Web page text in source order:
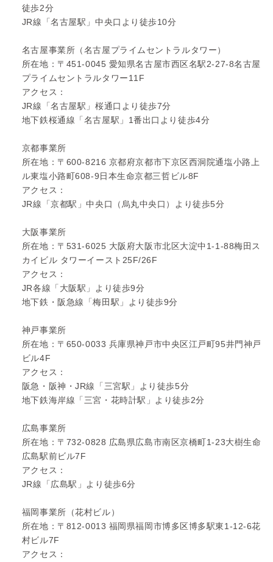
徒歩2分
JR線「名古屋駅」中央口より徒歩10分
名古屋事業所（名古屋プライムセントラルタワー）
所在地：〒451-0045 愛知県名古屋市西区名駅2-27-8名古屋
プライムセントラルタワー11F
アクセス：
JR線「名古屋駅」桜通口より徒歩7分
地下鉄桜通線「名古屋駅」1番出口より徒歩4分
京都事業所
所在地：〒600-8216 京都府京都市下京区西洞院通塩小路上
ル東塩小路町608-9日本生命京都三哲ビル8F
アクセス：
JR線「京都駅」中央口（烏丸中央口）より徒歩5分
大阪事業所
所在地：〒531-6025 大阪府大阪市北区大淀中1-1-88梅田ス
カイビル タワーイースト25F/26F
アクセス：
JR各線「大阪駅」より徒歩9分
地下鉄・阪急線「梅田駅」より徒歩9分
神戸事業所
所在地：〒650-0033 兵庫県神戸市中央区江戸町95井門神戸
ビル4F
アクセス：
阪急・阪神・JR線「三宮駅」より徒歩5分
地下鉄海岸線「三宮・花時計駅」より徒歩2分
広島事業所
所在地：〒732-0828 広島県広島市南区京橋町1-23大樹生命
広島駅前ビル7F
アクセス：
JR線「広島駅」より徒歩6分
福岡事業所（花村ビル）
所在地：〒812-0013 福岡県福岡市博多区博多駅東1-12-6花
村ビル7F
アクセス：